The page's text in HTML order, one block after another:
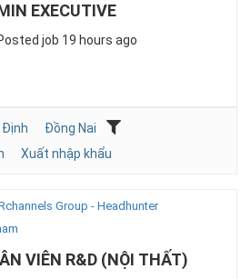
EXECUTIVE
job 19 hours ago
Định
Đồng Nai
Xuất nhập khẩu
Group - Headhunter
VIÊN R&D (NỘI THẤT)